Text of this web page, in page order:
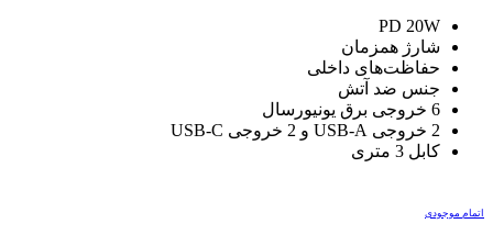
PD 20W
شارژ همزمان
حفاظت‌های داخلی
جنس ضد آتش
6 خروجی برق یونیورسال
2 خروجی USB-A و 2 خروجی USB-C
کابل 3 متری
اتمام موجودی